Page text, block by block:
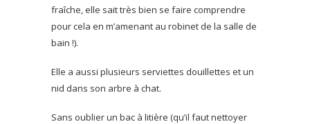
fraîche, elle sait très bien se faire comprendre
pour cela en m’amenant au robinet de la salle de
bain !).
Elle a aussi plusieurs serviettes douillettes et un
nid dans son arbre à chat.
Sans oublier un bac à litière (qu’il faut nettoyer